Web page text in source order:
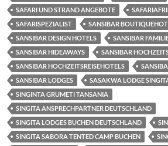
SAFARI UND STRAND ANGEBOTE
SAFARISPEZIALIST
SANSIBAR
SANSIBAR DESIGN HOTELS
SANSIBAR
SANSIBAR HIDEAWAYS
SANSIBAR
SANSIBAR HOCHZEITSREISEHOTELS
SANSIBAR LODGES
SASAKWA LODGE
SINGINTA GRUMETI TANSANIA
SINGITA ANSPRECHPARTNER DEUTSCHLAND
SINGITA LODGES BUCHEN DEUTSCHLAND
SINGITA SABORA TENTED CAMP BUCHEN